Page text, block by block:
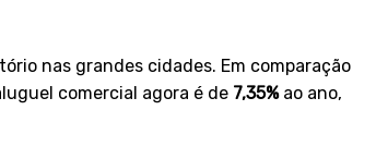
nas grandes cidades. Em comparação
comercial agora é de 7,35%ao ano,